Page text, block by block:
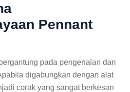
Pennant
pada pengenalan dan
digabungkan dengan alat
corak yang sangat berkesan